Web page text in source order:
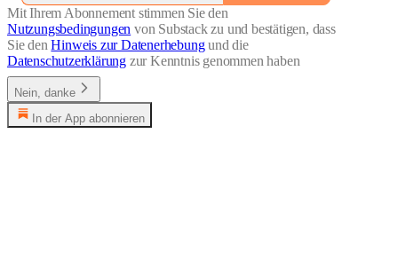
Mit Ihrem Abonnement stimmen Sie den
Nutzungsbedingungen von Substack zu und bestätigen, dass
Sie denHinweis zur Datenerhebungund die
Datenschutzerklärung zur Kenntnis genommen haben
Nein, danke
In der App abonnieren